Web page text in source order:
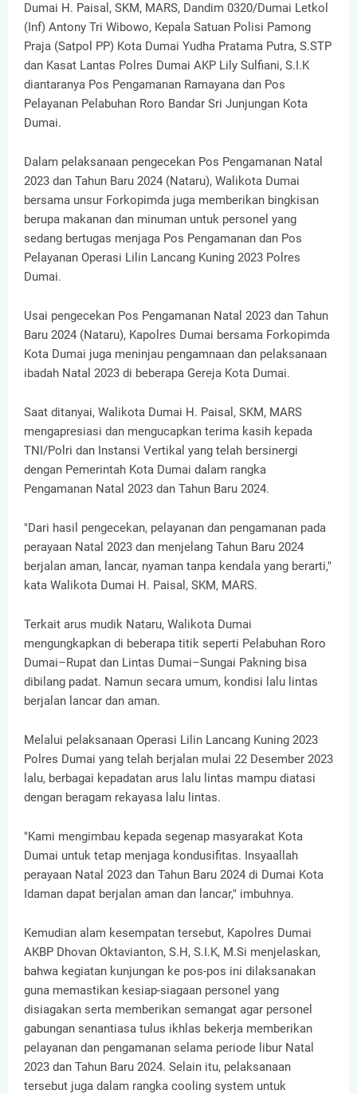
Dumai H. Paisal, SKM, MARS, Dandim 0320/Dumai Letkol
(Inf) Antony Tri Wibowo, Kepala Satuan Polisi Pamong
Praja (Satpol PP) Kota Dumai Yudha Pratama Putra, S.STP
dan Kasat Lantas Polres Dumai AKP Lily Sulfiani, S.I.K
diantaranya Pos Pengamanan Ramayana dan Pos
Pelayanan Pelabuhan Roro Bandar Sri Junjungan Kota
Dumai.
Dalam pelaksanaan pengecekan Pos Pengamanan Natal
2023 dan Tahun Baru 2024 (Nataru), Walikota Dumai
bersama unsur Forkopimda juga memberikan bingkisan
berupa makanan dan minuman untuk personel yang
sedang bertugas menjaga Pos Pengamanan dan Pos
Pelayanan Operasi Lilin Lancang Kuning 2023 Polres
Dumai.
Usai pengecekan Pos Pengamanan Natal 2023 dan Tahun
Baru 2024 (Nataru), Kapolres Dumai bersama Forkopimda
Kota Dumai juga meninjau pengamnaan dan pelaksanaan
ibadah Natal 2023 di beberapa Gereja Kota Dumai.
Saat ditanyai, Walikota Dumai H. Paisal, SKM, MARS
mengapresiasi dan mengucapkan terima kasih kepada
TNI/Polri dan Instansi Vertikal yang telah bersinergi
dengan Pemerintah Kota Dumai dalam rangka
Pengamanan Natal 2023 dan Tahun Baru 2024.
"Dari hasil pengecekan, pelayanan dan pengamanan pada
perayaan Natal 2023 dan menjelang Tahun Baru 2024
berjalan aman, lancar, nyaman tanpa kendala yang berarti,"
kata Walikota Dumai H. Paisal, SKM, MARS.
Terkait arus mudik Nataru, Walikota Dumai
mengungkapkan di beberapa titik seperti Pelabuhan Roro
Dumai–Rupat dan Lintas Dumai–Sungai Pakning bisa
dibilang padat. Namun secara umum, kondisi lalu lintas
berjalan lancar dan aman.
Melalui pelaksanaan Operasi Lilin Lancang Kuning 2023
Polres Dumai yang telah berjalan mulai 22 Desember 2023
lalu, berbagai kepadatan arus lalu lintas mampu diatasi
dengan beragam rekayasa lalu lintas.
"Kami mengimbau kepada segenap masyarakat Kota
Dumai untuk tetap menjaga kondusifitas. Insyaallah
perayaan Natal 2023 dan Tahun Baru 2024 di Dumai Kota
Idaman dapat berjalan aman dan lancar," imbuhnya.
Kemudian alam kesempatan tersebut, Kapolres Dumai
AKBP Dhovan Oktavianton, S.H, S.I.K, M.Si menjelaskan,
bahwa kegiatan kunjungan ke pos-pos ini dilaksanakan
guna memastikan kesiap-siagaan personel yang
disiagakan serta memberikan semangat agar personel
gabungan senantiasa tulus ikhlas bekerja memberikan
pelayanan dan pengamanan selama periode libur Natal
2023 dan Tahun Baru 2024. Selain itu, pelaksanaan
tersebut juga dalam rangka cooling system untuk